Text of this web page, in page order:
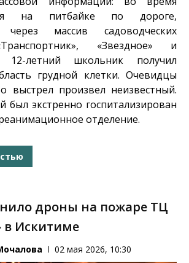
на питбайке по дороге,
через массив садоводческих
«Звездное» и
12-летний школьник получил
грудной клетки. Очевидцы
выстрел произвел неизвестный.
был экстренно госпитализирован
отделение.
дроны на пожаре ТЦ
в Искитиме
02 мая 2026, 10:30